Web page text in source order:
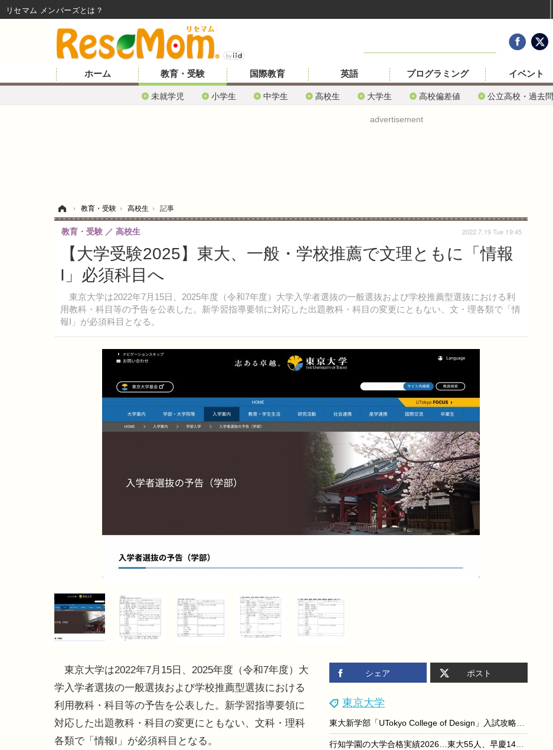
ホーム 教育・受験
未就学児 小学生 中学生 高校生 大学生 高校偏差値 公立高校・過去問
国際教育 英語 プログラミング イベント
advertisement
› 教育・受験 › 高校生 › 記事
【大学受験2025】東大、一般・学校推薦で文理ともに「情報
I」必須科目へ
東京大学は2022年7月15日、2025年度（令和7年度）大学入学者選抜の一般選抜および学校推薦型選抜における利
用教科・科目等の予告を公表した。新学習指導要領に対応した出題教科・科目の変更にともない、文・理各類で「情
報I」が必須科目となる。
教育・受験 高校生 2022.7.19 Tue 19:45
シェア ポスト
東京大学
東大新学部「UTokyo College of Design」入試攻略セミナー9/27
行知学園の大学合格実績2026…東大55人、早慶149人
東京大学は2022年7月15日、2025年度（令和7年度）大
学入学者選抜の一般選抜および学校推薦型選抜における
利用教科・科目等の予告を公表した。新学習指導要領に
対応した出題教科・科目の変更にともない、文科・理科
各類で「情報I」が必須科目となる。
リセマム メンバーズ